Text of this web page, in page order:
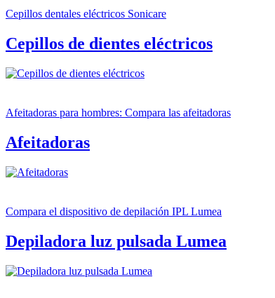
Cepillos dentales eléctricos Sonicare
Cepillos de dientes eléctricos
Afeitadoras para hombres: Compara las afeitadoras
Afeitadoras
Compara el dispositivo de depilación IPL Lumea
Depiladora luz pulsada Lumea